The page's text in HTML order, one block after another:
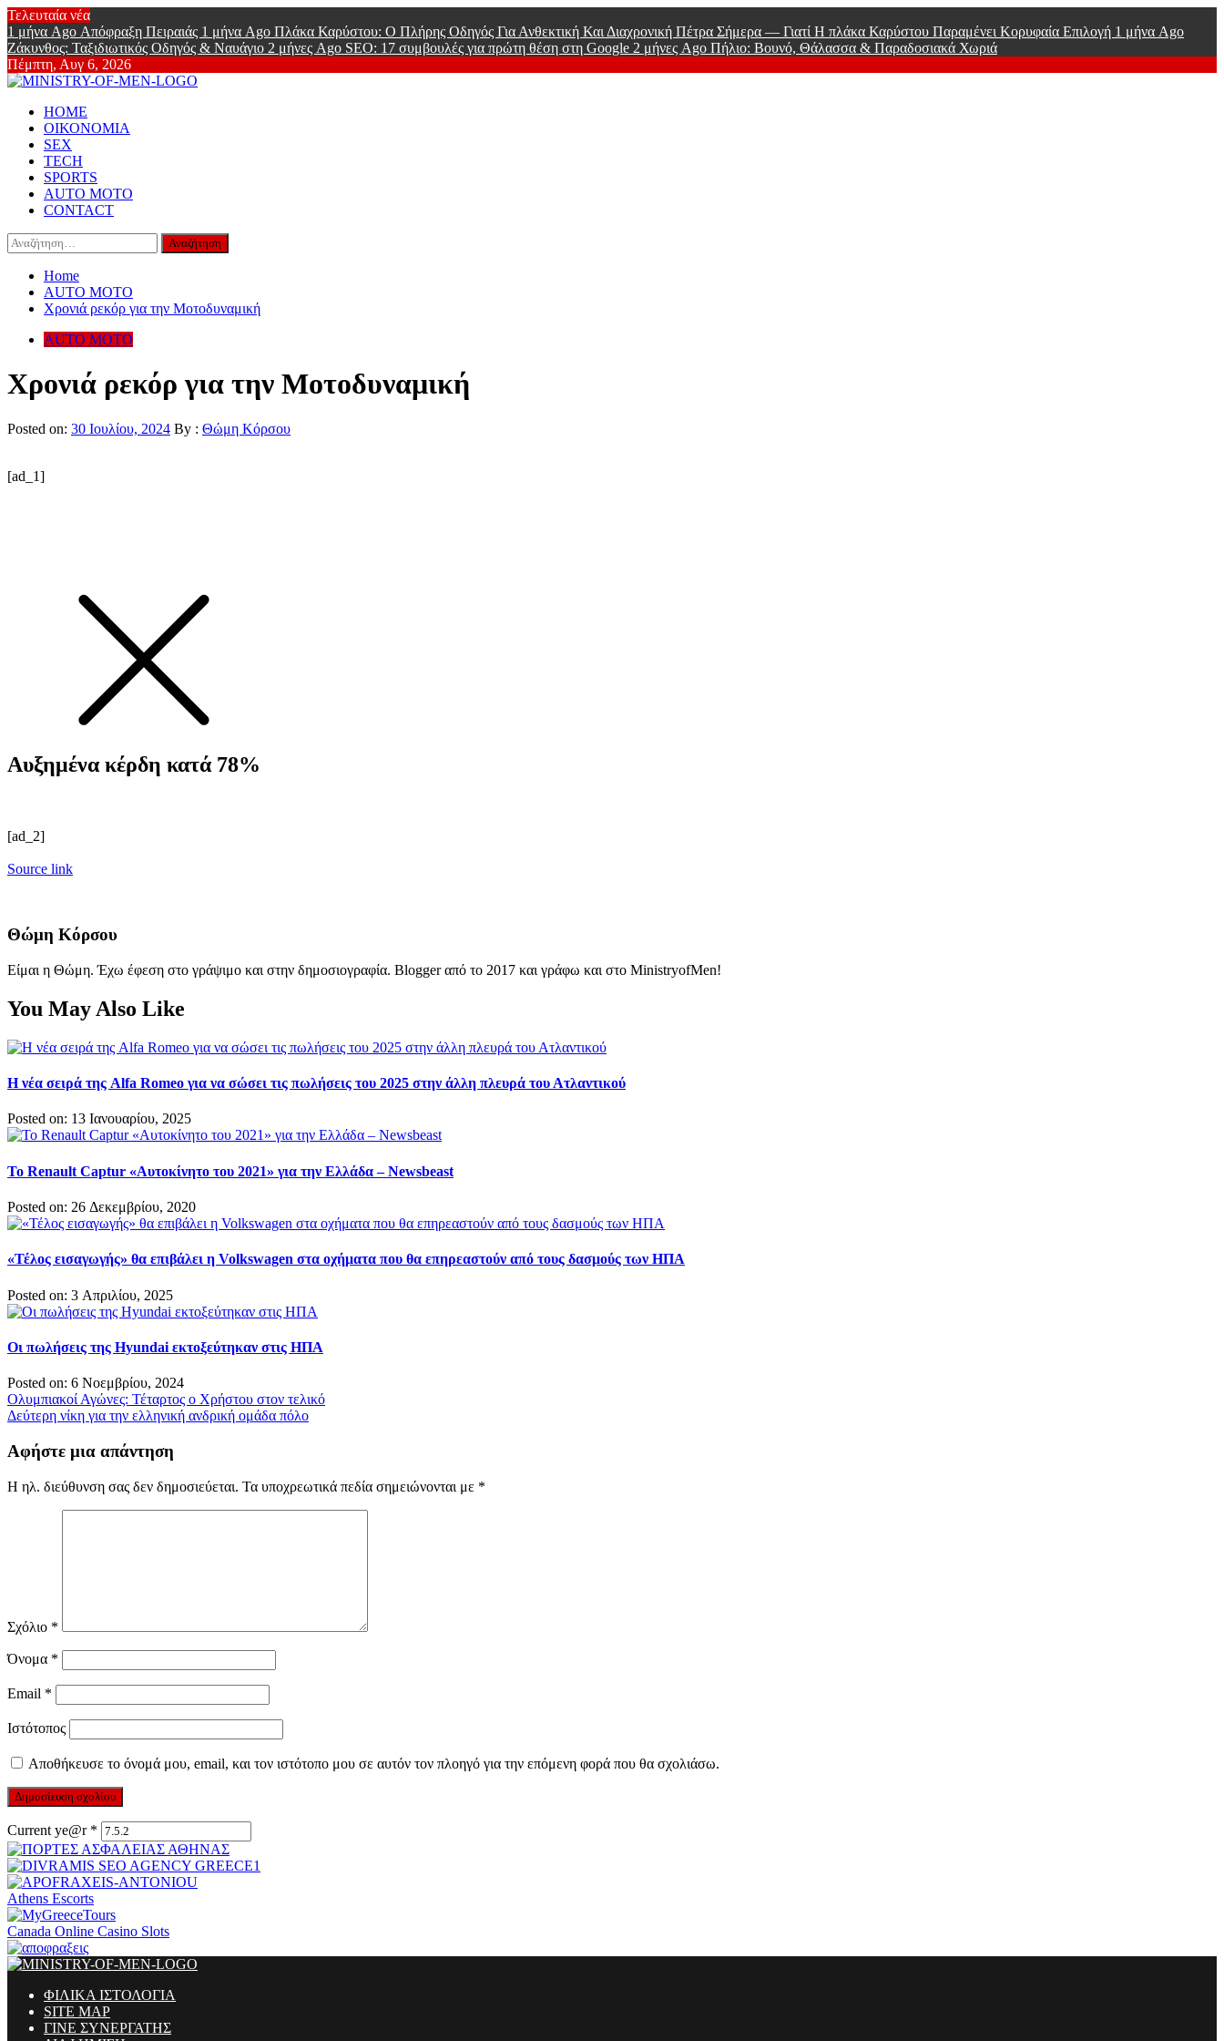
Skip
to
content
Τελευταία νέα
1 μήνα Ago Απόφραξη Πειραιάς 1 μήνα Ago Πλάκα Καρύστου: Ο Πλήρης Οδηγός Για Ανθεκτική Και Διαχρονική Πέτρα Σήμερα — Γιατί Η πλάκα Καρύστου Παραμένει Κορυφαία Επιλογή 1 μήνα Ago
Ζάκυνθος: Ταξιδιωτικός Οδηγός & Ναυάγιο 2 μήνες Ago SEO: 17 συμβουλές για πρώτη θέση στη Google 2 μήνες Ago Πήλιο: Βουνό, Θάλασσα & Παραδοσιακά Χωριά
Πέμπτη, Αυγ 6, 2026
Online Lifestyle περιοδικό για Aνδρες
Primary
Menu
HOME
ΟΙΚΟΝΟΜΙΑ
SEX
TECH
SPORTS
AUTO MOTO
CONTACT
Αναζήτηση
για:
Home
AUTO MOTO
Χρονιά ρεκόρ για την Μοτοδυναμική
AUTO MOTO
Χρονιά ρεκόρ για την Μοτοδυναμική
Posted on: 30 Ιουλίου, 2024 By : Θώμη Κόρσου
[ad_1]
Αυξημένα κέρδη κατά 78%
[ad_2]
Source link
Θώμη Κόρσου
Είμαι η Θώμη. Έχω έφεση στο γράψιμο και στην δημοσιογραφία. Blogger από το 2017 και γράφω και στο MinistryofMen!
You May Also Like
Η νέα σειρά της Alfa Romeo για να σώσει τις πωλήσεις του 2025 στην άλλη πλευρά του Ατλαντικού
Posted on: 13 Ιανουαρίου, 2025
Το Renault Captur «Αυτοκίνητο του 2021» για την Ελλάδα – Newsbeast
Posted on: 26 Δεκεμβρίου, 2020
«Τέλος εισαγωγής» θα επιβάλει η Volkswagen στα οχήματα που θα επηρεαστούν από τους δασμούς των ΗΠΑ
Posted on: 3 Απριλίου, 2025
Οι πωλήσεις της Hyundai εκτοξεύτηκαν στις ΗΠΑ
Posted on: 6 Νοεμβρίου, 2024
Πλοήγηση
άρθρων
Ολυμπιακοί Αγώνες: Τέταρτος ο Χρήστου στον τελικό
Δεύτερη νίκη για την ελληνική ανδρική ομάδα πόλο
Αφήστε μια απάντηση
Η ηλ. διεύθυνση σας δεν δημοσιεύεται. Τα υποχρεωτικά πεδία σημειώνονται με *
Σχόλιο *
Όνομα *
Email *
Ιστότοπος
Αποθήκευσε το όνομά μου, email, και τον ιστότοπο μου σε αυτόν τον πλοηγό για την επόμενη φορά που θα σχολιάσω.
Current ye@r *
Athens Escorts
Canada Online Casino Slots
ΦΙΛΙΚΑ ΙΣΤΟΛΟΓΙΑ
SITE MAP
ΓΙΝΕ ΣΥΝΕΡΓΑΤΗΣ